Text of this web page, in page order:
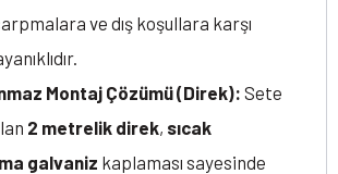
ve dış koşullara karşı
Montaj Çözümü (Direk): Sete
2 metrelik direk, sıcak
galvaniz kaplaması sayesinde